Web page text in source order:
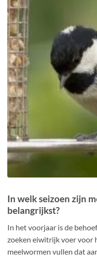
In welk seizoen zijn
belangrijkst?
In het voorjaar is de
zoeken eiwitrijk voer voor
meelwormen vullen dat